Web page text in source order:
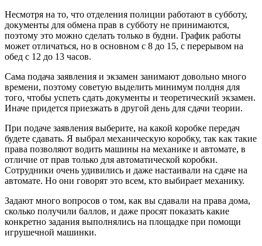
Несмотря на то, что отделения полиции работают в субботу,
документы для обмена прав в субботу не принимаются,
поэтому это можно сделать только в будни. График работы
может отличаться, но в основном с 8 до 15, с перерывом на
обед с 12 до 13 часов.
Сама подача заявления и экзамен занимают довольно много
времени, поэтому советую выделить минимум полдня для
того, чтобы успеть сдать документы и теоретический экзамен.
Иначе придется приезжать в другой день для сдачи теории.
При подаче заявления выберите, на какой коробке передач
будете сдавать. Я выбрал механическую коробку, так как такие
права позволяют водить машины на механике и автомате, в
отличие от прав только для автоматической коробки.
Сотрудники очень удивились и даже настаивали на сдаче на
автомате. Но они говорят это всем, кто выбирает механику.
Задают много вопросов о том, как вы сдавали на права дома,
сколько получили баллов, и даже просят показать какие
конкретно задания выполнялись на площадке при помощи
игрушечной машинки.